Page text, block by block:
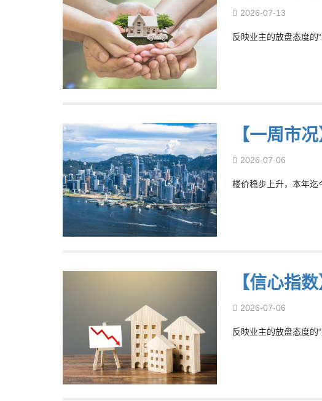
2026-07-13
反映业主的放盘态度
【一周市
2026-07-06
楼价稳步上升，本年
【信心指
2026-07-06
反映业主的放盘态度